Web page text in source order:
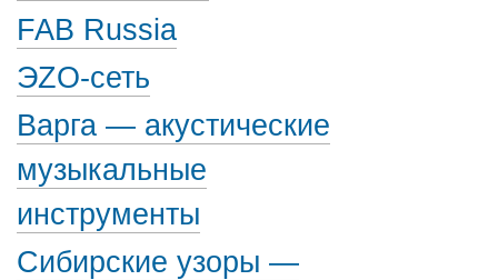
FAB Russia
ЭZО-сеть
Варга — акустические
музыкальные
инструменты
Сибирские узоры —